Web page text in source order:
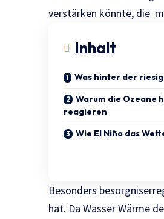
verstärken könnte, die
Inhalt
Was hinter der
Warum die Ozeane
reagieren
Wie El Niño das
Besonders
hat. Da Wasser Wärme